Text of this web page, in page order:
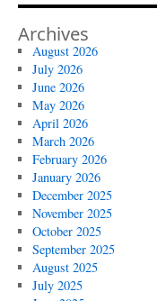
Archives
August 2026
July 2026
June 2026
May 2026
April 2026
March 2026
February 2026
January 2026
December 2025
November 2025
October 2025
September 2025
August 2025
July 2025